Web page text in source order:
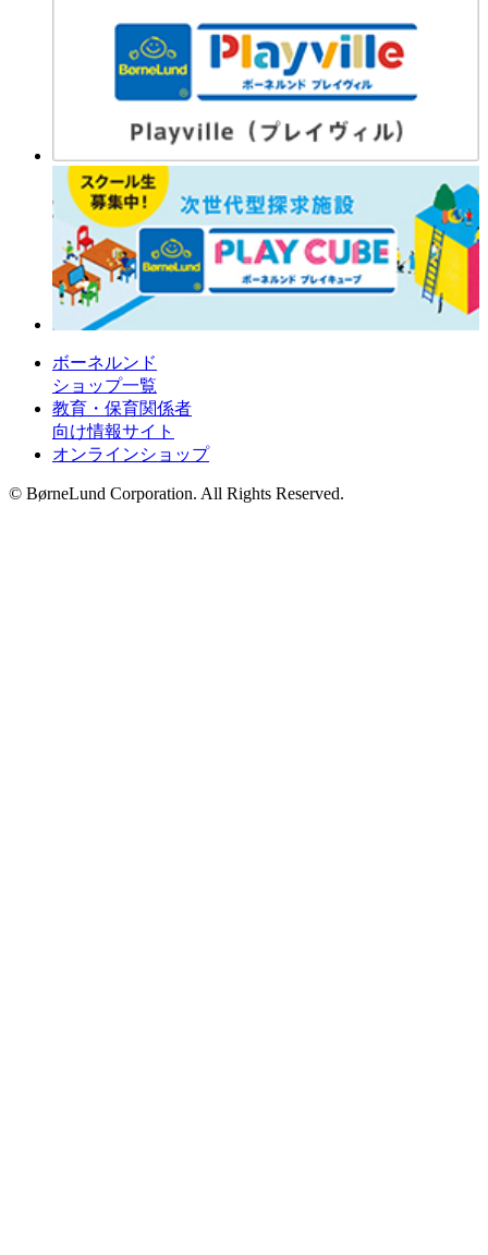
ボーネルンド
ショップ一覧
教育・保育関係者
向け情報サイト
オンラインショップ
© BørneLund Corporation. All Rights Reserved.